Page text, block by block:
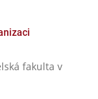
fakulta v